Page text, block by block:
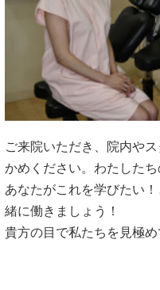
ご来院いただき、院内や
かめください。わたした
あなたがこれを学びたい
緒に働きましょう！
貴方の目で私たちを見極め